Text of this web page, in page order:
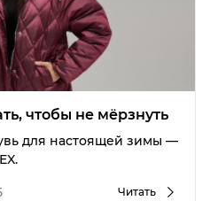
чтобы не мёрзнуть
для настоящей зимы —
Читать